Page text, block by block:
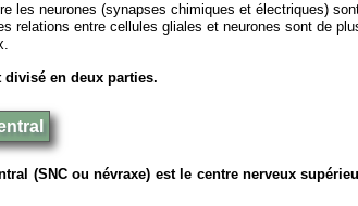
les neurones (synapses chimiques et électriques)
relations entre cellules gliales et neurones sont de
divisé en deux parties.
(SNC ou névraxe) est le centre nerveux